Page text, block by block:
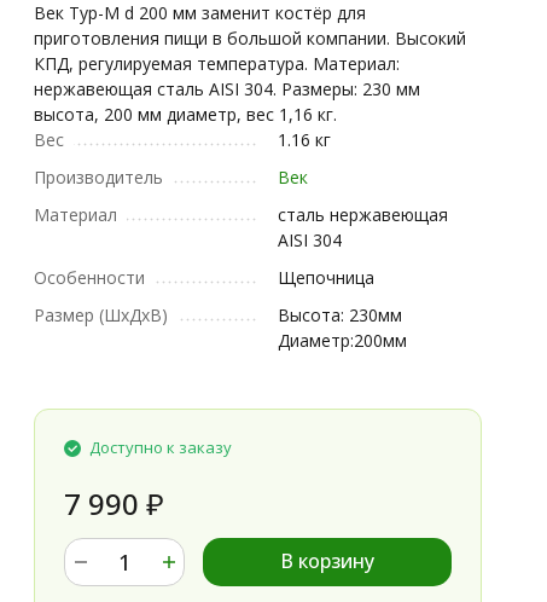
Век Тур-М d 200 мм заменит костёр для
приготовления пищи в большой компании. Высокий
КПД, регулируемая температура. Материал:
нержавеющая сталь AISI 304. Размеры: 230 мм
высота, 200 мм диаметр, вес 1,16 кг.
Вес
1.16 кг
Производитель
Век
Материал
сталь нержавеющая
AISI 304
Особенности
Щепочница
Размер (ШxДxВ)
Высота: 230мм
Диаметр:200мм
Доступно к заказу
7 990₽
В корзину